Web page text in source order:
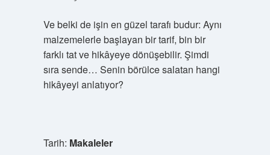
Ve belki de işin en güzel tarafı budur: Aynı
malzemelerle başlayan bir tarif, bin bir
farklı tat ve hikâyeye dönüşebilir. Şimdi
sıra sende… Senin börülce salatan hangi
hikâyeyi anlatıyor?
Tarih: Makaleler